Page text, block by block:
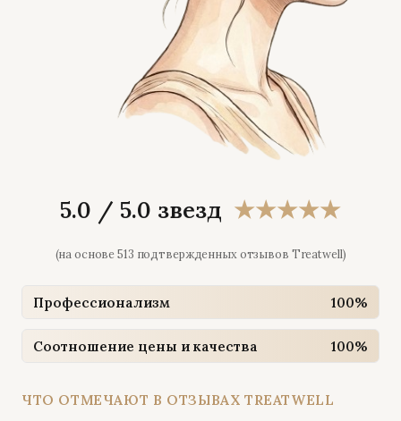
5.0 / 5.0 звезд ★★★★★
(на основе 513 подтвержденных отзывов Treatwell)
Профессионализм 100%
Соотношение цены и качества 100%
ЧТО ОТМЕЧАЮТ В ОТЗЫВАХ TREATWELL